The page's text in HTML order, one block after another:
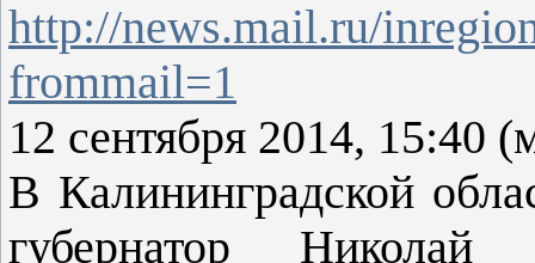
http://news.mail.ru/
frommail=1
12 сентября 2014, 15:40
В Калининградской
губернатор